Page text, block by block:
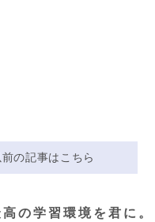
前の記事はこちら
高の学習環境を君に。